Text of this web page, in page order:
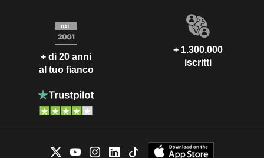
+ di 20 anni
al tuo fianco
+ 1.300.000
iscritti